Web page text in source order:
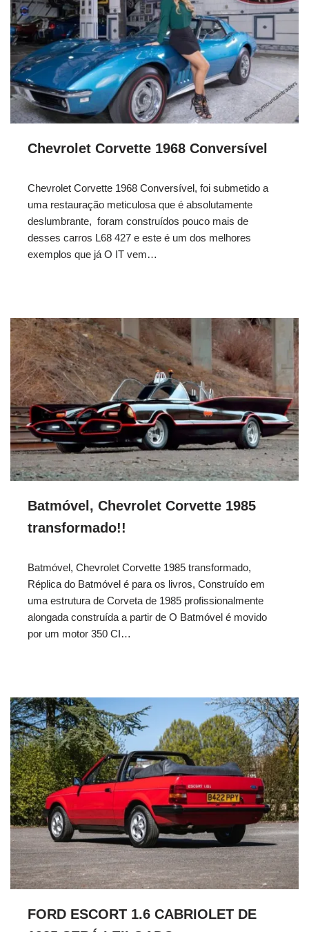
Chevrolet Corvette 1968 Conversível
Chevrolet Corvette 1968 Conversível, foi submetido a
uma restauração meticulosa que é absolutamente
deslumbrante, foram construídos pouco mais de
desses carros L68 427 e este é um dos melhores
exemplos que já O IT vem…
Batmóvel, Chevrolet Corvette 1985
transformado!!
Batmóvel, Chevrolet Corvette 1985 transformado,
Réplica do Batmóvel é para os livros, Construído em
uma estrutura de Corveta de 1985 profissionalmente
alongada construída a partir de O Batmóvel é movido
por um motor 350 CI…
FORD ESCORT 1.6 CABRIOLET DE